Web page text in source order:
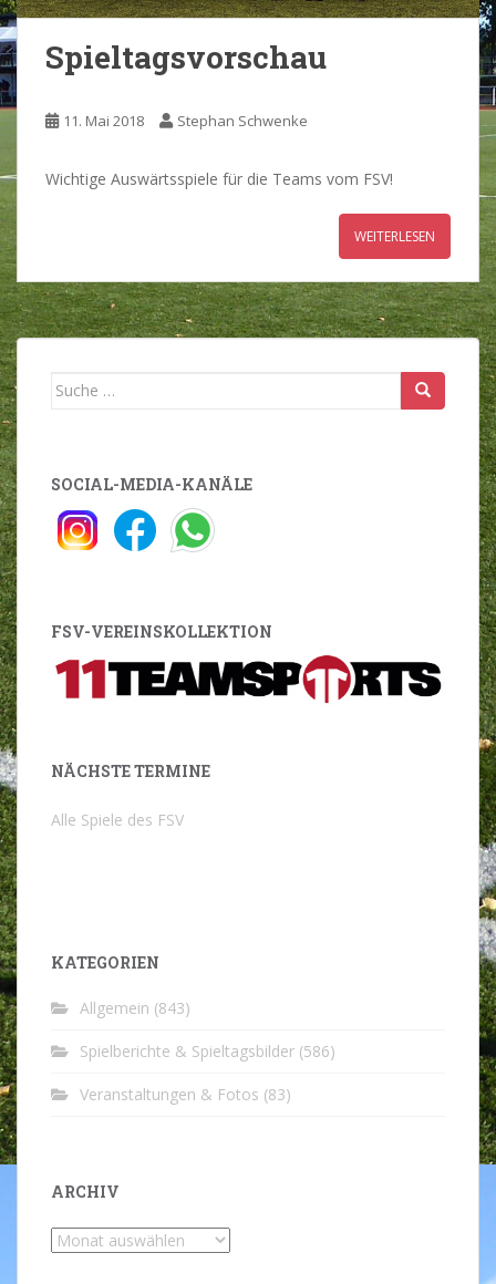
Spieltagsvorschau
11. Mai 2018 Stephan Schwenke
Wichtige Auswärtsspiele für die Teams vom FSV!
WEITERLESEN
Suche
SOCIAL-MEDIA-KANÄLE
FSV-VEREINSKOLLEKTION
NÄCHSTE TERMINE
Alle Spiele des FSV
KATEGORIEN
Allgemein (843)
Spielberichte & Spieltagsbilder (586)
Veranstaltungen & Fotos (83)
ARCHIV
Archiv